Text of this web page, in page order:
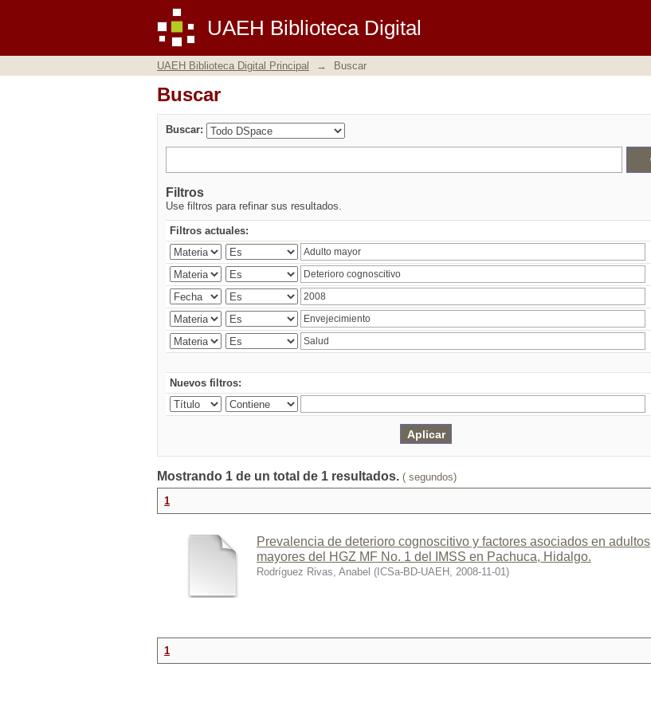
UAEH Biblioteca Digital
Buscar
UAEH Biblioteca Digital Principal → Buscar
Buscar
Buscar:
Filtros
Use filtros para refinar sus resultados.
Filtros actuales:
Nuevos filtros:
Mostrando 1 de un total de 1 resultados. ( segundos)
1
Prevalencia de deterioro cognoscitivo y factores asociados en adultos
mayores del HGZ MF No. 1 del IMSS en Pachuca, Hidalgo.
Rodríguez Rivas, Anabel ( ICSa-BD-UAEH , 2008-11-01)
1